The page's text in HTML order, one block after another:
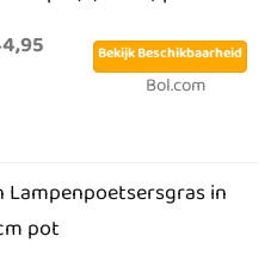
Bekijk Beschikbaarheid
Bol.com
in
pot